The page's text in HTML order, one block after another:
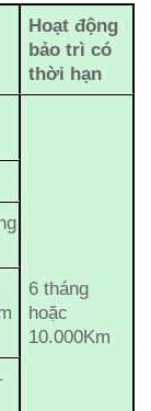
Hoạt động
bảo trì có
thời hạn
6 tháng
hoặc
10.000Km